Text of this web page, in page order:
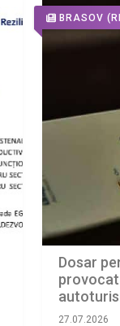
BRASOV
Dosar
de
27.07.2026